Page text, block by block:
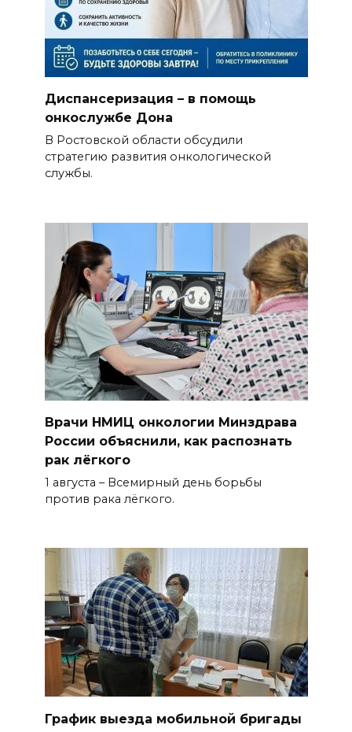
Диспансеризация – в помощь
онкослужбе Дона
В Ростовской области обсудили
стратегию развития онкологической
службы.
Врачи НМИЦ онкологии Минздрава
России объяснили, как распознать
рак лёгкого
1 августа – Всемирный день борьбы
против рака лёгкого.
График выезда мобильной бригады